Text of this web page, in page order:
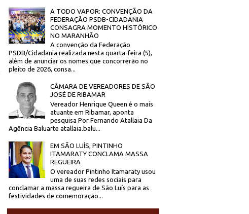
A TODO VAPOR: CONVENÇÃO DA
FEDERAÇÃO PSDB-CIDADANIA
CONSAGRA MOMENTO HISTÓRICO
NO MARANHÃO
A convenção da Federação
PSDB/Cidadania realizada nesta quarta-feira (5),
além de anunciar os nomes que concorrerão no
pleito de 2026, consa...
CÂMARA DE VEREADORES DE SÃO
JOSÉ DE RIBAMAR
Vereador Henrique Queen é o mais
atuante em Ribamar, aponta
pesquisa Por Fernando Atallaia Da
Agência Baluarte atallaia.balu...
EM SÃO LUÍS, PINTINHO
ITAMARATY CONCLAMA MASSA
REGUEIRA
O vereador Pintinho Itamaraty usou
uma de suas redes sociais para
conclamar a massa regueira de São Luís para as
festividades de comemoração...